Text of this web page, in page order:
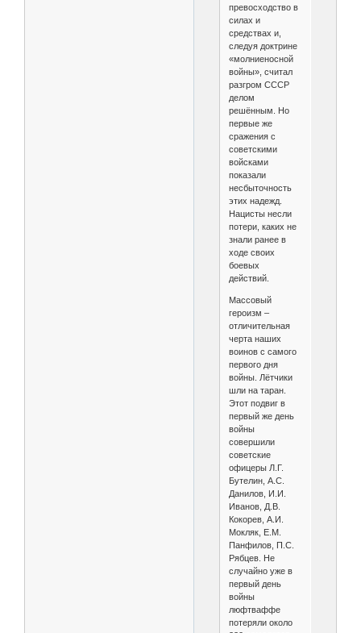
превосходство в
силах и
средствах и,
следуя доктрине
«молниеносной
войны», считал
разгром СССР
делом
решённым. Но
первые же
сражения с
советскими
войсками
показали
несбыточность
этих надежд.
Нацисты несли
потери, каких не
знали ранее в
ходе своих
боевых
действий.
Массовый
героизм –
отличительная
черта наших
воинов с самого
первого дня
войны. Лётчики
шли на таран.
Этот подвиг в
первый же день
войны
совершили
советские
офицеры Л.Г.
Бутелин, А.С.
Данилов, И.И.
Иванов, Д.В.
Кокорев, А.И.
Мокляк, Е.М.
Панфилов, П.С.
Рябцев. Не
случайно уже в
первый день
войны
люфтваффе
потеряли около